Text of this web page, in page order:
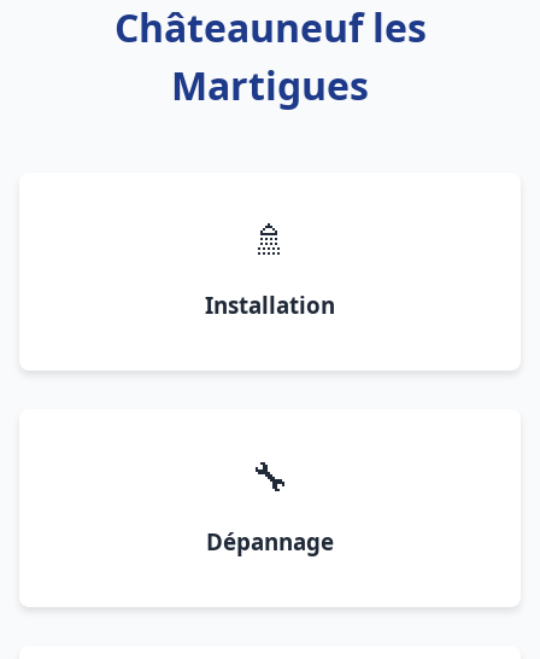
Châteauneuf les
Martigues
🚿
Installation
🔧
Dépannage